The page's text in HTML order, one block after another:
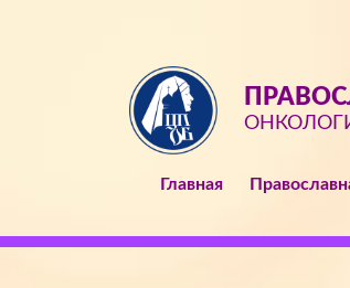
Главная